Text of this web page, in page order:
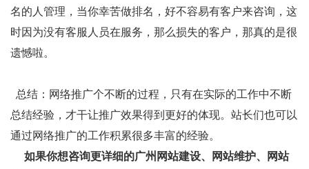
名的人管理，当你幸苦做排名，好不容易有客户来咨询，这
时因为没有客服人员在服务，那么损失的客户，那真的是很
遗憾啦。
总结：网络推广个不断的过程，只有在实际的工作中不断
总结经验，才干让推广效果得到更好的体现。站长们也可以
通过网络推广的工作积累很多丰富的经验。
如果你想咨询更详细的广州网站建设、网站维护、网站